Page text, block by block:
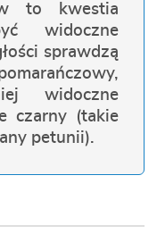
to kwestia
widoczne
sprawdzą
widoczne
czarny (takie
petunii).